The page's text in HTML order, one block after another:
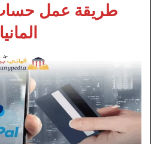
طريقة عمل
المانيا